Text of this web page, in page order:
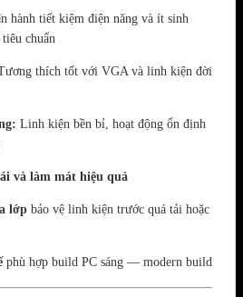
hành tiết kiệm điện năng và ít sinh
chuẩn
thích tốt với VGA và linh kiện đời
Linh kiện bền bỉ, hoạt động ổn định
và làm mát hiệu quả
lớp bảo vệ linh kiện trước quá tải hoặc
phù hợp build PC sáng — modern build